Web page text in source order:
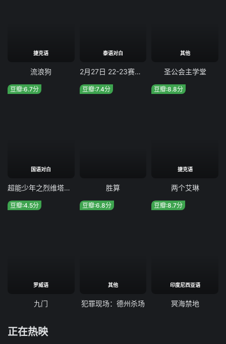
捷克语
流浪狗
泰语对白
2月27日 22-23赛季西甲第23轮 阿尔梅里亚vs巴塞罗那
其他
圣公会主学堂
国语对白
豆瓣:6.7分
超能少年之烈维塔任务
豆瓣:7.4分
胜算
捷克语
豆瓣:8.8分
两个艾琳
罗威语
豆瓣:4.5分
九门
其他
豆瓣:6.8分
犯罪现场：德州杀场
印度尼西亚语
豆瓣:8.7分
冥海禁地
正在热映